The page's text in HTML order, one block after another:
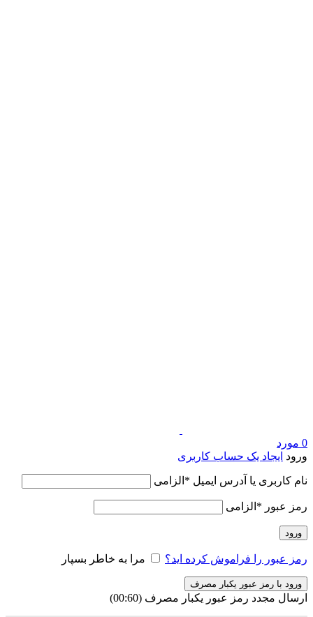
0 مورد
ورود ایجاد یک حساب کاربری
نام کاربری یا آدرس ایمیل * الزامی
رمز عبور * الزامی
ورود
رمز عبور را فراموش کرده اید؟ مرا به خاطر بسپار
ورود با رمز عبور یکبار مصرف
ارسال مجدد رمز عبور یکبار مصرف (00:
60
)